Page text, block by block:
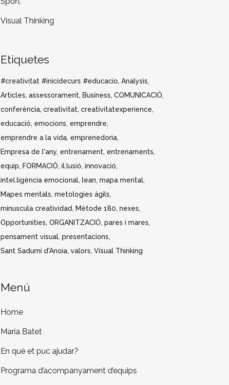
Visual Thinking
Etiquetes
#creativitat #inicidecurs #educacio Analysis
Articles assessorament Business COMUNICACIÓ
conferència creativitat creativitatexperience
educació emocions emprendre
emprendre a la vida emprenedoria
Empresa de l'any entrenament entrenaments
equip
FORMACIÓ il.lusió innovació
intel.ligència emocional lean mapa mental
Mapes mentals metologies àgils
minuscula creatividad
Mètode 180 nexes
Opportunities ORGANITZACIÓ pares i mares
pensament visual presentacions
Sant Sadurní d'Anoia valors Visual Thinking
Menú
Home
Maria Batet
En què et puc ajudar?
Programa d’acompanyament d’equips